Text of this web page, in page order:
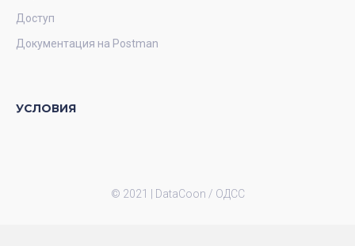
Доступ
Документация на Postman
УСЛОВИЯ
© 2021 | DataCoon / ОДСС